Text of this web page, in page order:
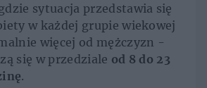
sytuacja przedstawia się
w każdej grupie wiekowej
więcej od mężczyzn -
się w przedziale od 8 do 23
.